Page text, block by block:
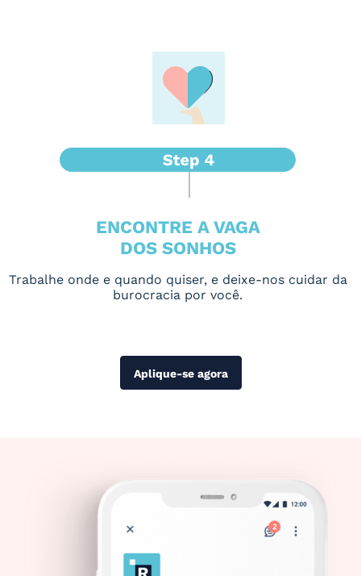
ENCONTRE A VAGA
DOS SONHOS
Trabalhe onde e quando quiser, e deixe-nos cuidar da
burocracia por você.
Aplique-se agora